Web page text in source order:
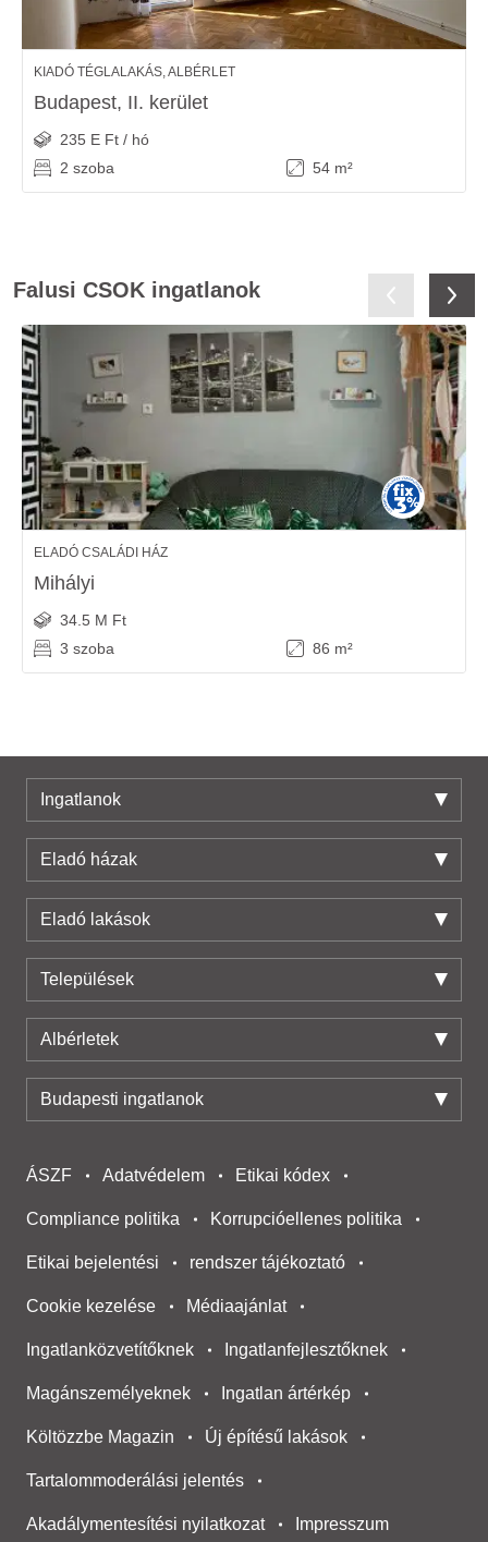
KIADÓ TÉGLALAKÁS, ALBÉRLET
Budapest, II. kerület
235 E Ft / hó
2 szoba
54 m²
Falusi CSOK ingatlanok
ELADÓ CSALÁDI HÁZ
Mihályi
34.5 M Ft
3 szoba
86 m²
Ingatlanok
Eladó házak
Eladó lakások
Települések
Albérletek
Budapesti ingatlanok
ÁSZF Adatvédelem Etikai kódex
Compliance politika Korrupcióellenes politika
Etikai bejelentési rendszer tájékoztató
Cookie kezelése Médiaajánlat
Ingatlanközvetítőknek Ingatlanfejlesztőknek
Magánszemélyeknek Ingatlan ártérkép
Költözzbe Magazin Új építésű lakások
Tartalommoderálási jelentés
Akadálymentesítési nyilatkozat Impresszum